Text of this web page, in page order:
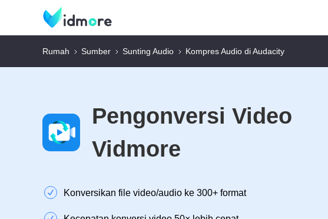
Rumah Sumber Sunting Audio Kompres Audio di Audacity
Pengonversi Video
Vidmore
Konversikan file video/audio ke 300+ format